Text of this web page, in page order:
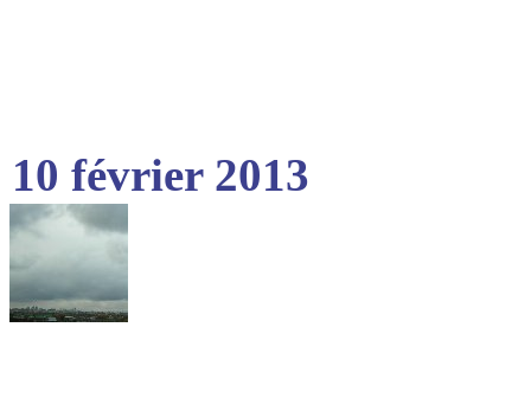
10 février 2013